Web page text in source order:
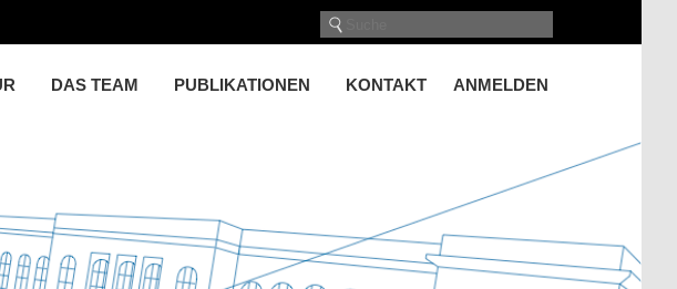
DAS TEAM PUBLIKATIONEN KONTAKT ANMELDEN